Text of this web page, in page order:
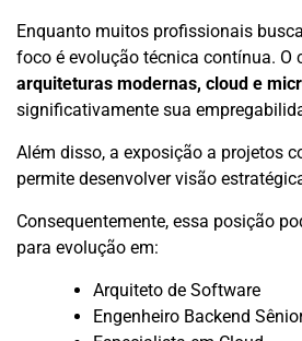
Enquanto muitos profissionais
foco é evolução técnica contínua. O
arquiteturas modernas, cloud e
significativamente sua
Além disso, a exposição a projetos
permite desenvolver visão
Consequentemente, essa posição
para evolução em:
Arquiteto de Software
Engenheiro Backend